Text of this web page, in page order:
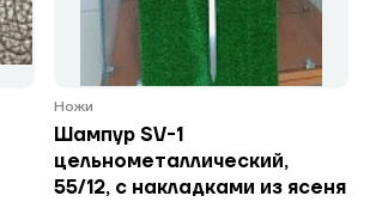
Ножи
Шампур SV-1
цельнометаллический,
55/12, с накладками из ясеня